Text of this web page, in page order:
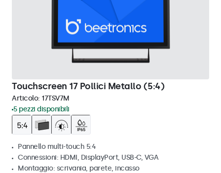
Touchscreen 17 Pollici Metallo (5:4)
Articolo: 17TSV7M
5 pezzi disponibili
Pannello multi-touch 5:4
Connessioni: HDMI, DisplayPort, USB-C, VGA
Montaggio: scrivania, parete, incasso